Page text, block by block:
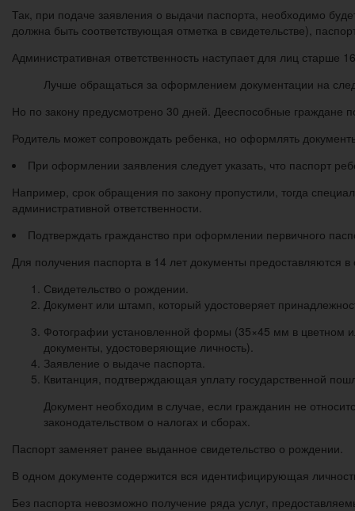
Так, при подаче заявления о выдачи паспорта, необходимо
должна быть соответствующая отметка в свидетельстве),
Административная ответственность наступает для лиц
Лучше обращаться за оформлением документации на
Но по закону предусмотрено 30 дней. Дееспособные граждане
Родитель может сопровождать ребенка, но оформлять
При оформлении заявления следует указать, что паспорт
Например, срок обращения по закону пропустили, тогда
административной ответственности.
Подтверждать гражданство при оформлении первичного
Для получения паспорта в 14 лет документы предоставляются в
Свидетельство о рождении.
Документ или штамп, который удостоверяет
Фотографии установленной формы (35×45 мм в цветном
документы, удостоверяющие личность).
Заявление о выдаче паспорта.
Квитанция, подтверждающая уплату государственной
Документ необходим в случае, если гражданин не
законодательством о налогах и сборах.
Паспорт заменяет ранее выданное свидетельство о рождении.
В одном документе содержится вся идентифицирующая
Без паспорта невозможно получение ряда услуг,